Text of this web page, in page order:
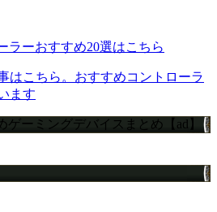
ラーおすすめ20選はこちら
はこちら。おすすめコントローラ
ます
ゲーミングデバイスまとめ【ad】